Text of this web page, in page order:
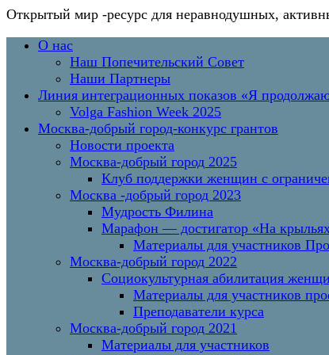
Открытый мир -ресурс для неравнодушных,
Перейти
содержимому
Основное
О нас
Наш Попечительский Совет
Наши Партнеры
Линия интеграционных показов «Я
Volga Fashion Week 2025
Москва-добрый город-конкурс грантов
Новости проекта
Москва-добрый город 2025
Клуб поддержки женщин с
Москва -добрый город 2023
Мудрость Филина
Марафон — достигатор «На
Материалы для участников
Москва-добрый город 2022
Социокультурная абилитация
Материалы для участников
Преподаватели курса
Москва-добрый город 2021
Материалы для участников